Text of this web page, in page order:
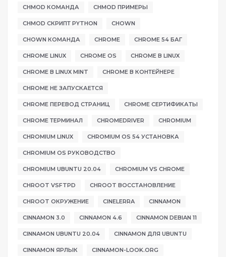
CHMOD КОМАНДА CHMOD ПРИМЕРЫ
CHMOD СКРИПТ PYTHON CHOWN
CHOWN КОМАНДА CHROME CHROME 54 БАГ
CHROME LINUX CHROME OS CHROME В LINUX
CHROME В LINUX MINT CHROME В КОНТЕЙНЕРЕ
CHROME НЕ ЗАПУСКАЕТСЯ
CHROME ПЕРЕВОД СТРАНИЦ CHROME СЕРТИФИКАТЫ
CHROME ТЕРМИНАЛ CHROMEDRIVER CHROMIUM
CHROMIUM LINUX CHROMIUM OS 54 УСТАНОВКА
CHROMIUM OS РУКОВОДСТВО
CHROMIUM UBUNTU 20.04 CHROMIUM VS CHROME
CHROOT VSFTPD CHROOT ВОССТАНОВЛЕНИЕ
CHROOT ОКРУЖЕНИЕ CINELERRA CINNAMON
CINNAMON 3.0 CINNAMON 4.6 CINNAMON DEBIAN 11
CINNAMON UBUNTU 20.04 CINNAMON ДЛЯ UBUNTU
CINNAMON ЯРЛЫК CINNAMON-LOOK.ORG